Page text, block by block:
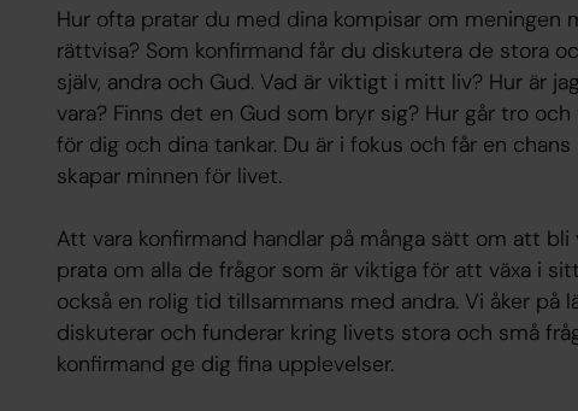
Hur ofta pratar du med dina kompisar om meningen
rättvisa? Som konfirmand får du diskutera de stora
själv, andra och Gud. Vad är viktigt i mitt liv? Hur är
vara? Finns det en Gud som bryr sig? Hur går tro
för dig och dina tankar. Du är i fokus och får en
skapar minnen för livet.
Att vara konfirmand handlar på många sätt om att
prata om alla de frågor som är viktiga för att växa i
också en rolig tid tillsammans med andra. Vi åker på
diskuterar och funderar kring livets stora och små
konfirmand ge dig fina upplevelser.